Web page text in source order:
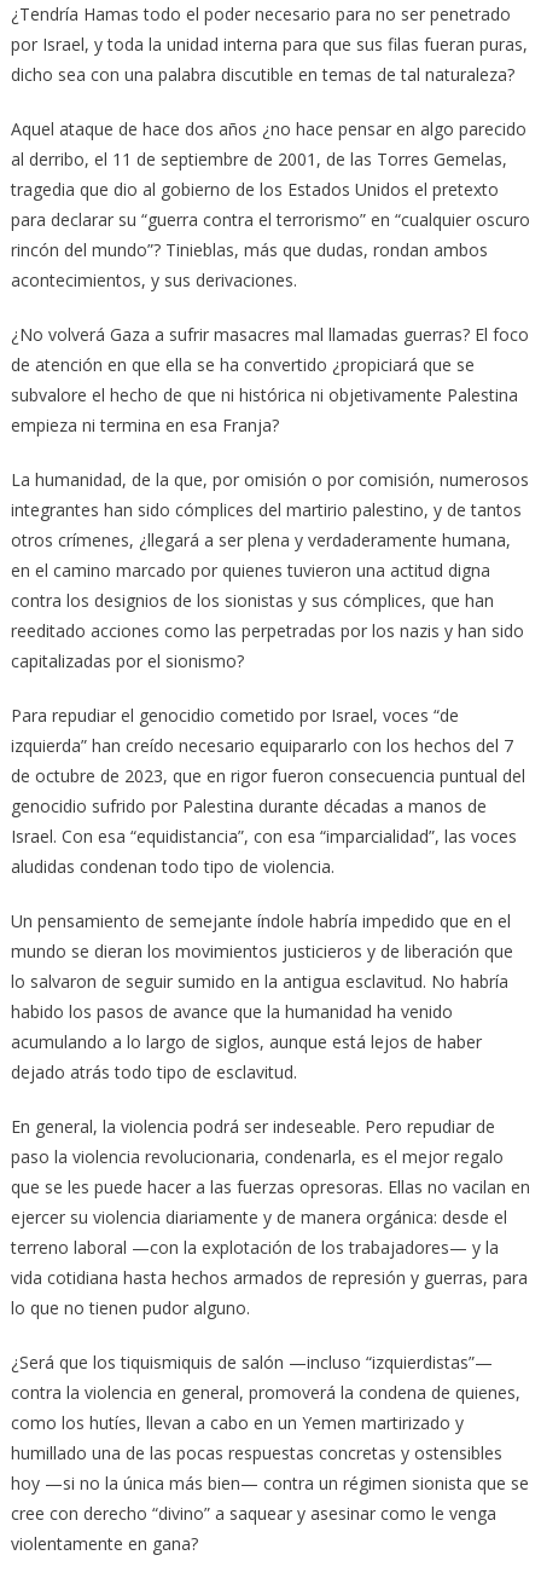
¿Tendría Hamas todo el poder necesario para no ser penetrado
por Israel, y toda la unidad interna para que sus filas fueran puras,
dicho sea con una palabra discutible en temas de tal naturaleza?
Aquel ataque de hace dos años ¿no hace pensar en algo parecido
al derribo, el 11 de septiembre de 2001, de las Torres Gemelas,
tragedia que dio al gobierno de los Estados Unidos el pretexto
para declarar su “guerra contra el terrorismo” en “cualquier oscuro
rincón del mundo”? Tinieblas, más que dudas, rondan ambos
acontecimientos, y sus derivaciones.
¿No volverá Gaza a sufrir masacres mal llamadas guerras? El foco
de atención en que ella se ha convertido ¿propiciará que se
subvalore el hecho de que ni histórica ni objetivamente Palestina
empieza ni termina en esa Franja?
La humanidad, de la que, por omisión o por comisión, numerosos
integrantes han sido cómplices del martirio palestino, y de tantos
otros crímenes, ¿llegará a ser plena y verdaderamente humana,
en el camino marcado por quienes tuvieron una actitud digna
contra los designios de los sionistas y sus cómplices, que han
reeditado acciones como las perpetradas por los nazis y han sido
capitalizadas por el sionismo?
Para repudiar el genocidio cometido por Israel, voces “de
izquierda” han creído necesario equipararlo con los hechos del 7
de octubre de 2023, que en rigor fueron consecuencia puntual del
genocidio sufrido por Palestina durante décadas a manos de
Israel. Con esa “equidistancia”, con esa “imparcialidad”, las voces
aludidas condenan todo tipo de violencia.
Un pensamiento de semejante índole habría impedido que en el
mundo se dieran los movimientos justicieros y de liberación que
lo salvaron de seguir sumido en la antigua esclavitud. No habría
habido los pasos de avance que la humanidad ha venido
acumulando a lo largo de siglos, aunque está lejos de haber
dejado atrás todo tipo de esclavitud.
En general, la violencia podrá ser indeseable. Pero repudiar de
paso la violencia revolucionaria, condenarla, es el mejor regalo
que se les puede hacer a las fuerzas opresoras. Ellas no vacilan en
ejercer su violencia diariamente y de manera orgánica: desde el
terreno laboral —con la explotación de los trabajadores— y la
vida cotidiana hasta hechos armados de represión y guerras, para
lo que no tienen pudor alguno.
¿Será que los tiquismiquis de salón —incluso “izquierdistas”—
contra la violencia en general, promoverá la condena de quienes,
como los hutíes, llevan a cabo en un Yemen martirizado y
humillado una de las pocas respuestas concretas y ostensibles
hoy —si no la única más bien— contra un régimen sionista que se
cree con derecho “divino” a saquear y asesinar como le venga
violentamente en gana?